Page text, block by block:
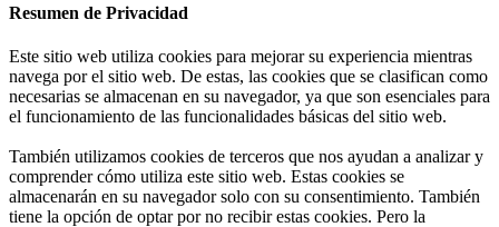
Resumen de Privacidad
Este sitio web utiliza cookies para mejorar su experiencia mientras
navega por el sitio web. De estas, las cookies que se clasifican como
necesarias se almacenan en su navegador, ya que son esenciales para
el funcionamiento de las funcionalidades básicas del sitio web.
También utilizamos cookies de terceros que nos ayudan a analizar y
comprender cómo utiliza este sitio web. Estas cookies se
almacenarán en su navegador solo con su consentimiento. También
tiene la opción de optar por no recibir estas cookies. Pero la